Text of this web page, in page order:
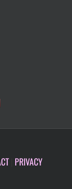
| PRIVACY